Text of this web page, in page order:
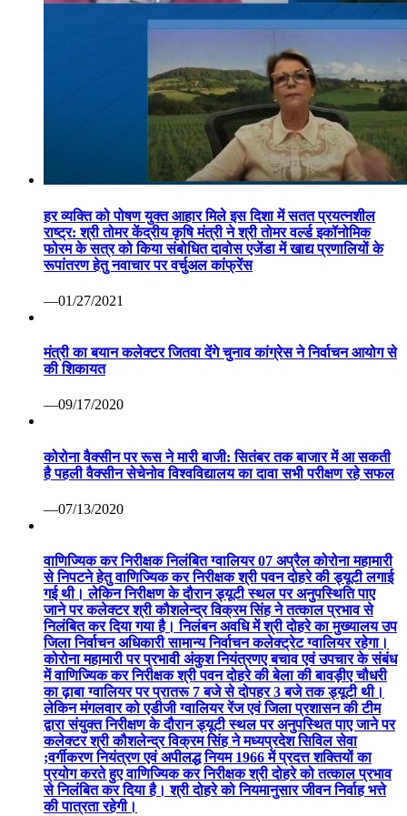
हर व्यक्ति को पोषण युक्त आहार मिले इस दिशा में सतत प्रयत्नशील
राष्ट्र: श्री तोमर केंद्रीय कृषि मंत्री ने श्री तोमर वर्ल्ड इकॉनोमिक
फोरम के सत्र को किया संबोधित दावोस एजेंडा में खाद्य प्रणालियों के
रूपांतरण हेतु नवाचार पर वर्चुअल कांफ्रेंस
—01/27/2021
मंत्री का बयान कलेक्टर जितवा देंगे चुनाव कांग्रेस ने निर्वाचन आयोग से
की शिकायत
—09/17/2020
कोरोना वैक्सीन पर रूस ने मारी बाजी: सितंबर तक बाजार में आ सकती
है पहली वैक्सीन सेचेनोव विश्वविद्यालय का दावा सभी परीक्षण रहे सफल
—07/13/2020
वाणिज्यिक कर निरीक्षक निलंबित ग्वालियर 07 अप्रैल कोरोना महामारी
से निपटने हेतु वाणिज्यिक कर निरीक्षक श्री पवन दोहरे की ड्यूटी लगाई
गई थी। लेकिन निरीक्षण के दौरान ड्यूटी स्थल पर अनुपस्थिति पाए
जाने पर कलेक्टर श्री कौशलेन्द्र विक्रम सिंह ने तत्काल प्रभाव से
निलंबित कर दिया गया है। निलंबन अवधि में श्री दोहरे का मुख्यालय उप
जिला निर्वाचन अधिकारी सामान्य निर्वाचन कलेक्ट्रेट ग्वालियर रहेगा।
कोरोना महामारी पर प्रभावी अंकुश नियंत्रणए बचाव एवं उपचार के संबंध
में वाणिज्यिक कर निरीक्षक श्री पवन दोहरे की बेला की बावड़ीए चौधरी
का ढ़ाबा ग्वालियर पर प्रातरू 7 बजे से दोपहर 3 बजे तक ड्यूटी थी।
लेकिन मंगलवार को एडीजी ग्वालियर रेंज एवं जिला प्रशासन की टीम
द्वारा संयुक्त निरीक्षण के दौरान ड्यूटी स्थल पर अनुपस्थित पाए जाने पर
कलेक्टर श्री कौशलेन्द्र विक्रम सिंह ने मध्यप्रदेश सिविल सेवा
;वर्गीकरण नियंत्रण एवं अपीलद्ध नियम 1966 में प्रदत्त शक्तियों का
प्रयोग करते हुए वाणिज्यिक कर निरीक्षक श्री दोहरे को तत्काल प्रभाव
से निलंबित कर दिया है। श्री दोहरे को नियमानुसार जीवन निर्वाह भत्ते
की पात्रता रहेगी।